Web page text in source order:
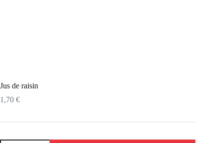
Jus de raisin
1,70 €